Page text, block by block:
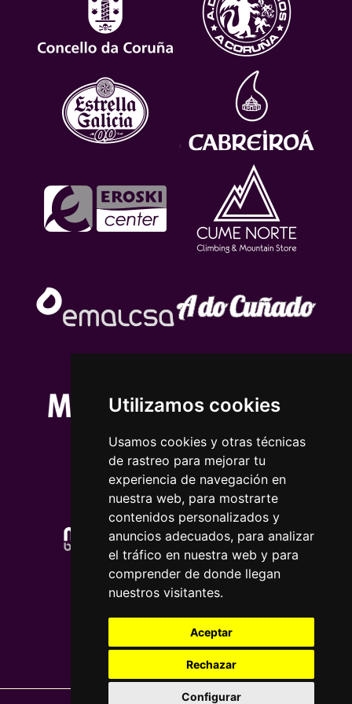
Utilizamos cookies
Usamos cookies y otras técnicas
de rastreo para mejorar tu
experiencia de navegación en
nuestra web, para mostrarte
contenidos personalizados y
anuncios adecuados, para analizar
el tráfico en nuestra web y para
comprender de donde llegan
nuestros visitantes.
Aceptar
Rechazar
Configurar